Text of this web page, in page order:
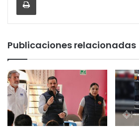
Publicaciones relacionadas